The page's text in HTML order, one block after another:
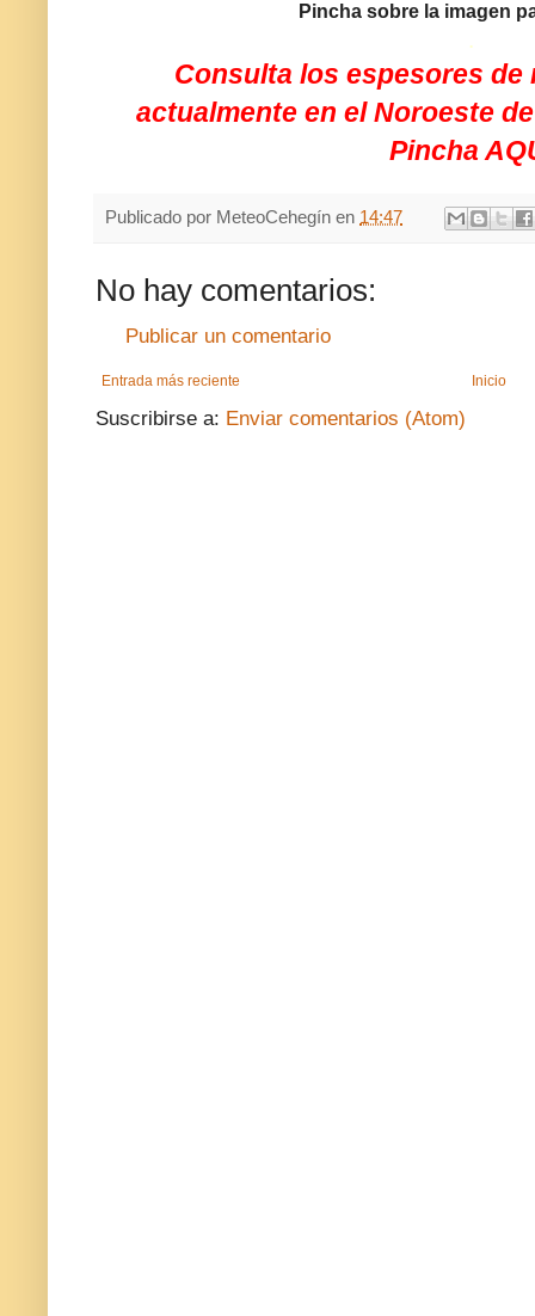
Pincha sobre la imagen
.
Consulta los espesores de
actualmente en el Noroeste
Pincha
Publicado por MeteoCehegín en 14:47
No hay comentarios:
Publicar un comentario
Entrada más reciente Inicio
Suscribirse a: Enviar comentarios (Atom)